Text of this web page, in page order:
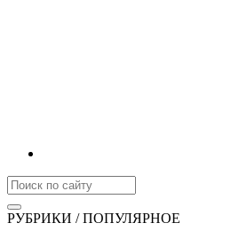
РУБРИКИ / ПОПУЛЯРНОЕ